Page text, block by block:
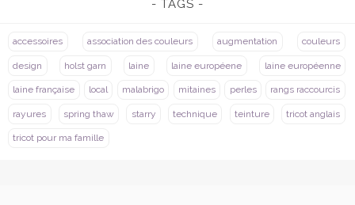
TAGS
accessoires association des couleurs augmentation couleurs
design holst garn laine laine européene laine européenne
laine française local malabrigo mitaines perles rangs raccourcis
rayures spring thaw starry technique teinture tricot anglais
tricot pour ma famille